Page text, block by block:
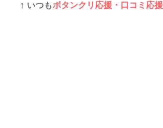
↑ いつもボタンクリ応援・口コミ応援